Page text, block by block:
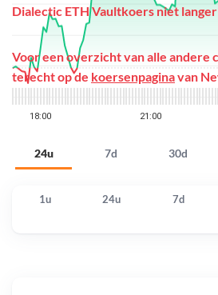
24u 7d 30d
Dialectic ETH Vaultkoers niet
Voor een overzicht van alle andere
terecht op de koersenpaginavan
1u 24u 7d